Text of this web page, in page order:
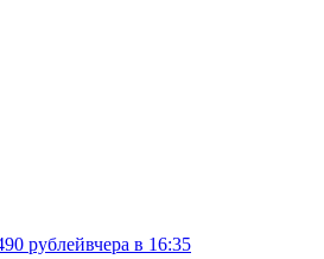
рублейвчера в 16:35